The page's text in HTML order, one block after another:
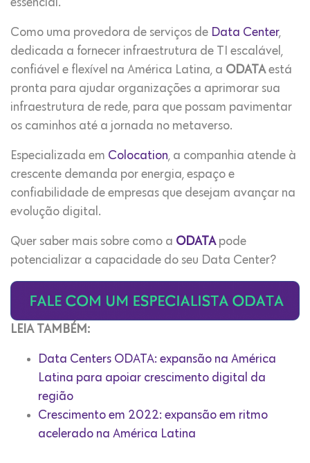
essencial.
Como uma provedora de serviços de Data Center,
dedicada a fornecer infraestrutura de TI escalável,
confiável e flexível na América Latina, a ODATAestá
pronta para ajudar organizações a aprimorar sua
infraestrutura de rede, para que possam pavimentar
os caminhos até a jornada no metaverso.
Especializada em Colocation, a companhia atende à
crescente demanda por energia, espaço e
confiabilidade de empresas que desejam avançar na
evolução digital.
Quer saber mais sobre como a ODATApode
potencializar a capacidade do seu Data Center?
LEIA TAMBÉM:
Data Centers ODATA: expansão na América
Latina para apoiar crescimento digital da
região
Crescimento em 2022: expansão em ritmo
acelerado na América Latina